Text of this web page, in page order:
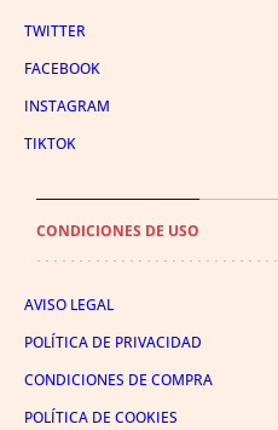
TWITTER
FACEBOOK
INSTAGRAM
TIKTOK
CONDICIONES DE USO
AVISO LEGAL
POLÍTICA DE PRIVACIDAD
CONDICIONES DE COMPRA
POLÍTICA DE COOKIES